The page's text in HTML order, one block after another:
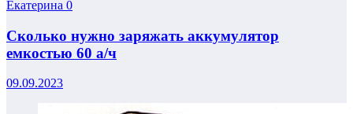
Екатерина 0
Сколько нужно заряжать аккумулятор
емкостью 60 а/ч
09.09.2023